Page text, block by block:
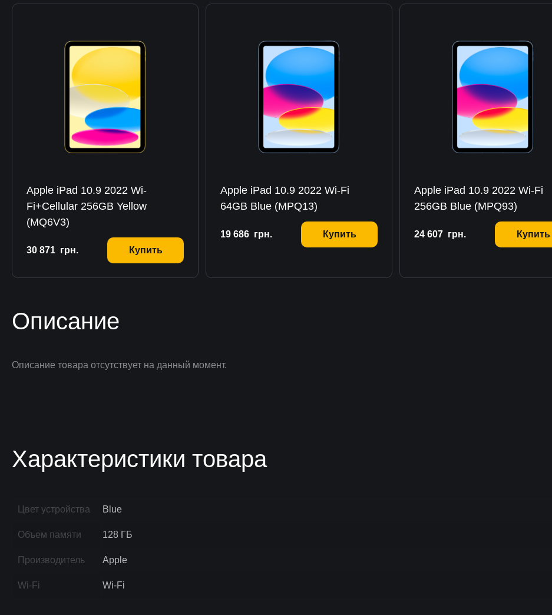
Apple iPad 10.9 2022 Wi-
Fi+Cellular 256GB Yellow
(MQ6V3)
30 871 грн. Купить
Apple iPad 10.9 2022 Wi-Fi
64GB Blue (MPQ13)
19 686 грн. Купить
Apple iPad 10.9 2022 Wi-Fi
256GB Blue (MPQ93)
24 607 грн. Купить
Описание
Описание товара отсутствует на данный момент.
Характеристики товара
Цвет устройства Blue
Объем памяти 128 ГБ
Производитель Apple
Wi-Fi Wi-Fi